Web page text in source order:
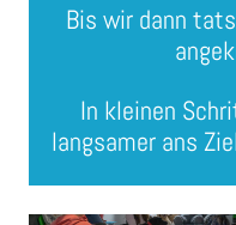
Bis wir dann
In kleinen
langsamer ans